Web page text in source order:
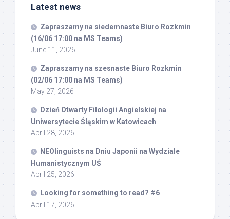
Latest news
Zapraszamy na siedemnaste Biuro Rozkmin
(16/06 17:00 na MS Teams)
June 11, 2026
Zapraszamy na szesnaste Biuro Rozkmin
(02/06 17:00 na MS Teams)
May 27, 2026
Dzień Otwarty Filologii Angielskiej na
Uniwersytecie Śląskim w Katowicach
April 28, 2026
NEOlinguists na Dniu Japonii na Wydziale
Humanistycznym UŚ
April 25, 2026
Looking for something to read? #6
April 17, 2026